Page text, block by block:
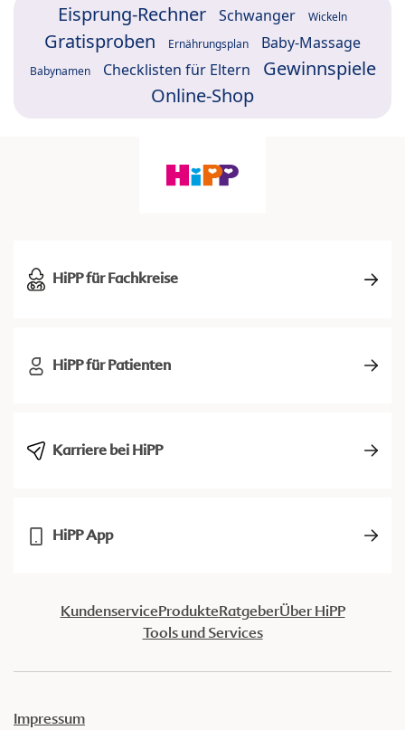
Eisprung-Rechner Schwanger Wickeln
Gratisproben Ernährungsplan Baby-Massage
Babynamen Checklisten für Eltern
Gewinnspiele
Online-Shop
HiPP für Fachkreise
HiPP für Patienten
Karriere bei HiPP
HiPP App
KundenserviceProdukteRatgeberÜber HiPP
Tools und Services
Impressum